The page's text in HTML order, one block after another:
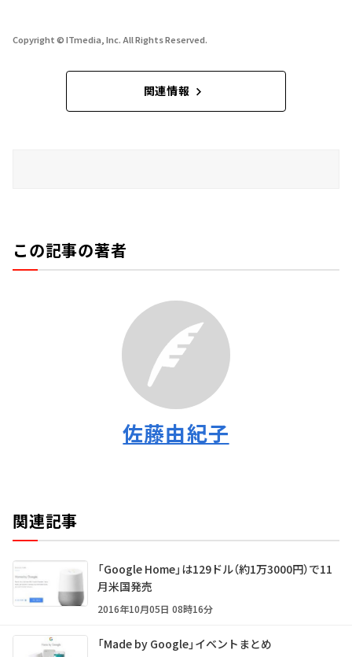
Copyright © ITmedia, Inc. All Rights Reserved.
関連情報
この記事の著者
佐藤由紀子
関連記事
「Google Home」は129ドル（約1万3000円）で11
月米国発売
2016年10月05日 08時16分
「Made by Google」イベントまとめ